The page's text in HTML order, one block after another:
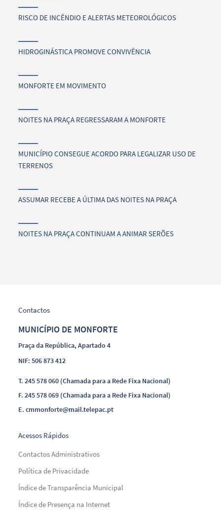
RISCO DE INCÊNDIO E ALERTAS METEOROLÓGICOS
HIDROGINÁSTICA PROMOVE CONVIVÊNCIA
MONFORTE EM MOVIMENTO
NOITES NA PRAÇA REGRESSARAM A MONFORTE
MUNICÍPIO CONSEGUE ACORDO PARA LEGALIZAR USO DE
TERRENOS
ASSUMAR RECEBE A ÚLTIMA DAS NOITES NA PRAÇA
NOITES NA PRAÇA CONTINUAM A ANIMAR SERÕES
Contactos
MUNICÍPIO DE MONFORTE
Praça da República, Apartado 4
NIF: 506 873 412
T.245 578 060 (Chamada para a Rede Fixa Nacional)
F.245 578 069 (Chamada para a Rede Fixa Nacional)
E.cmmonforte@mail.telepac.pt
Acessos Rápidos
Contactos Administrativos
Política de Privacidade
Índice de Transparência Municipal
Índice de Presença na Internet